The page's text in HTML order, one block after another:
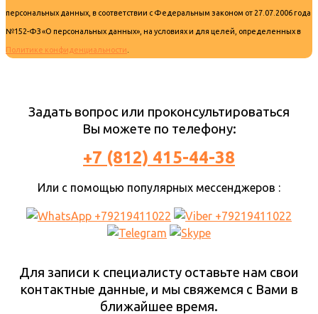
персональных данных, в соответствии с Федеральным законом от 27.07.2006 года
№152-ФЗ «О персональных данных», на условиях и для целей, определенных в
Политике конфиденциальности.
Задать вопрос или проконсультироваться
Вы можете по телефону:
+7 (812) 415-44-38
Или с помощью популярных мессенджеров :
Для записи к специалисту оставьте нам свои
контактные данные, и мы свяжемся с Вами в
ближайшее время.